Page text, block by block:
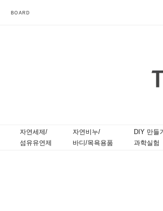
BOARD
자연세제/
섬유유연제
자연비누/
바디/목욕용품
DIY 만들
과학실험